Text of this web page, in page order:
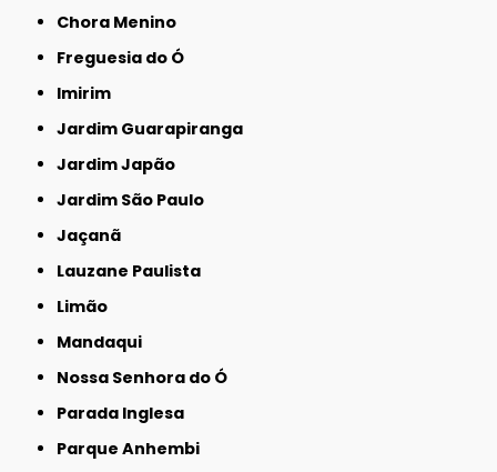
Chora Menino
Freguesia do Ó
Imirim
Jardim Guarapiranga
Jardim Japão
Jardim São Paulo
Jaçanã
Lauzane Paulista
Limão
Mandaqui
Nossa Senhora do Ó
Parada Inglesa
Parque Anhembi